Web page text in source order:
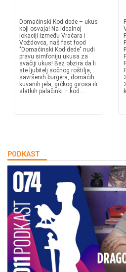
Domaćinski Kod dede – ukus
koji osvaja! Na idealnoj
lokaciji između Vračara i
Voždovca, naš fast food
"Domaćinski Kod dede" nudi
pravu simfoniju ukusa za
svačiji ukus! Bez obzira da li
ste ljubitelj sočnog roštilja,
savršenih burgera, domaćih
kuvanih jela, grčkog girosa ili
slatkih palačinki – kod...
PODKAST